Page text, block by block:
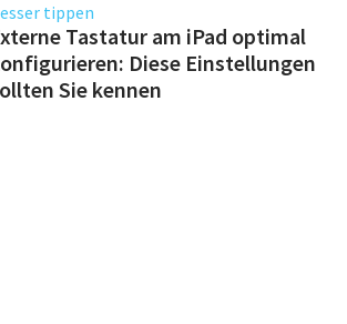
tippen
Tastatur am iPad optimal
Diese Einstellungen
Sie kennen